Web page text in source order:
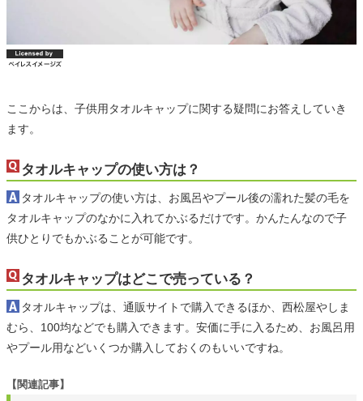
ここからは、子供用タオルキャップに関する疑問にお答えしていき
ます。
タオルキャップの使い方は？
タオルキャップの使い方は、お風呂やプール後の濡れた髪の毛を
タオルキャップのなかに入れてかぶるだけです。かんたんなので子
供ひとりでもかぶることが可能です。
タオルキャップはどこで売っている？
タオルキャップは、通販サイトで購入できるほか、西松屋やしま
むら、100均などでも購入できます。安価に手に入るため、お風呂用
やプール用などいくつか購入しておくのもいいですね。
【関連記事】